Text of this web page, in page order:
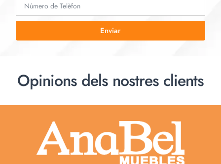
Enviar
Opinions dels nostres clients